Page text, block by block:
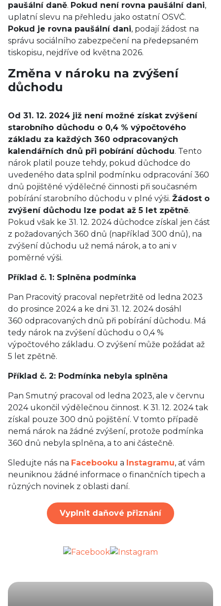
paušální daně. Pokud není rovna paušální dani,
uplatní slevu na přehledu jako ostatní OSVČ.
Pokud je rovna paušální dani, podají žádost na
správu sociálního zabezpečení na předepsaném
tiskopisu, nejdříve od května 2026.
Změna v nároku na zvýšení
důchodu
Od 31. 12. 2024 již není možné získat zvýšení
starobního důchodu o 0,4 % výpočtového
základu za každých 360 odpracovaných
kalendářních dnů při pobírání důchodu. Tento
nárok platil pouze tehdy, pokud důchodce do
uvedeného data splnil podmínku odpracování 360
dnů pojištěné výdělečné činnosti při současném
pobírání starobního důchodu v plné výši. Žádost o
zvýšení důchodu lze podat až 5 let zpětně.
Pokud však ke 31. 12. 2024 důchodce získal jen část
z požadovaných 360 dnů (například 300 dnů), na
zvýšení důchodu už nemá nárok, a to ani v
poměrné výši.
Příklad č. 1: Splněna podmínka
Pan Pracovitý pracoval nepřetržitě od ledna 2023
do prosince 2024 a ke dni 31. 12. 2024 dosáhl
360 odpracovaných dnů při pobírání důchodu. Má
tedy nárok na zvýšení důchodu o 0,4 %
výpočtového základu. O zvýšení může požádat až
5 let zpětně.
Příklad č. 2: Podmínka nebyla splněna
Pan Smutný pracoval od ledna 2023, ale v červnu
2024 ukončil výdělečnou činnost. K 31. 12. 2024 tak
získal pouze 300 dnů pojištění. V tomto případě
nemá nárok na žádné zvýšení, protože podmínka
360 dnů nebyla splněna, a to ani částečně.
Sledujte nás na Facebooku a Instagramu, ať vám
neuniknou žádné informace o finančních tipech a
různých novinek z oblasti daní.
Vyplnit daňové přiznání